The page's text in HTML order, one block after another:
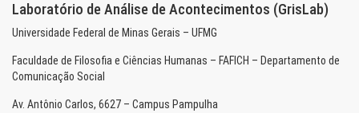
Laboratório de Análise de Acontecimentos (GrisLab)
Universidade Federal de Minas Gerais – UFMG
Faculdade de Filosofia e Ciências Humanas – FAFICH – Departamento de
Comunicação Social
Av. Antônio Carlos, 6627 – Campus Pampulha